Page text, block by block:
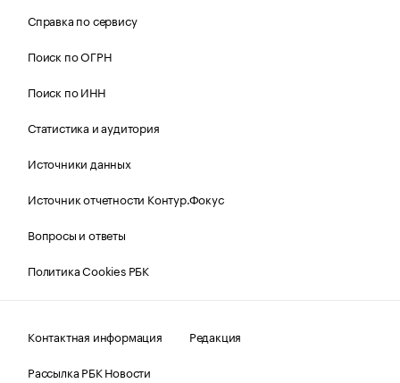
Справка по сервису
Поиск по ОГРН
Поиск по ИНН
Статистика и аудитория
Источники данных
Источник отчетности Контур.Фокус
Вопросы и ответы
Политика Cookies РБК
Контактная информация
Редакция
Рассылка РБК Новости